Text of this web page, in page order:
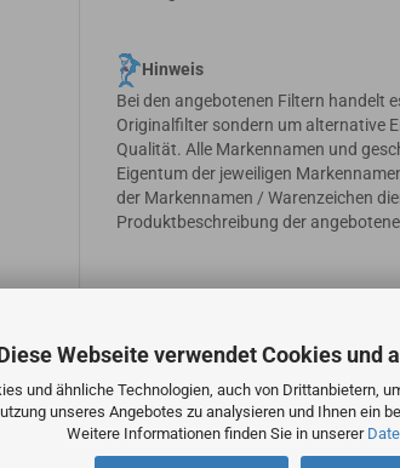
Webseite verwendet Cookies und
und ähnliche Technologien, auch von Drittanbietern,
unseres Angebotes zu analysieren und Ihnen ein
Weitere Informationen finden Sie in unserer
Hinweis
Bei den angebotenen Filtern handelt
Originalfilter sondern um alternative
Qualität. Alle Markennamen und
Eigentum der jeweiligen
der Markennamen / Warenzeichen
Produktbeschreibung der